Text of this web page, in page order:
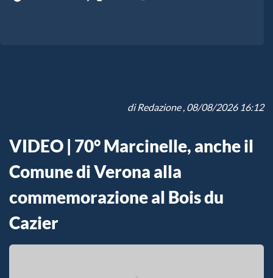
diRedazione, 08/08/2026 16:12
VIDEO | 70° Marcinelle, anche il
Comune di Verona alla
commemorazione al Bois du
Cazier